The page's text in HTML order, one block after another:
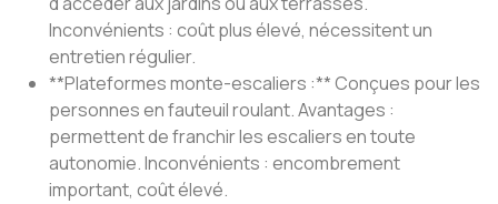
Inconvénients : coût plus élevé, nécessitent un
entretien régulier.
**Plateformes monte-escaliers :** Conçues pour les
personnes en fauteuil roulant. Avantages :
permettent de franchir les escaliers en toute
autonomie. Inconvénients : encombrement
important, coût élevé.